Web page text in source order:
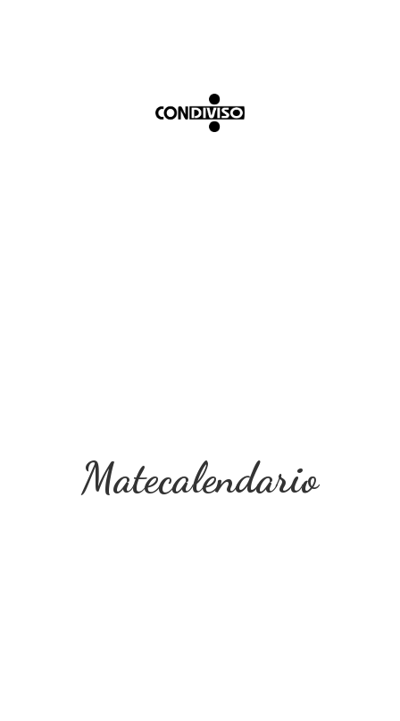
Matecalendario